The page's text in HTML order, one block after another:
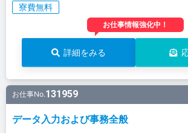
寮費無料
お仕事情報強化中！
詳細をみる
お仕事No.131959
データ入力および事務全般